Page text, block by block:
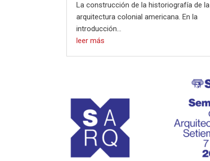
La construcción de la historiografía de la
arquitectura colonial americana. En la
introducción...
leer más